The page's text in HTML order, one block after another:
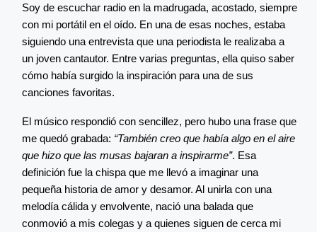
Soy de escuchar radio en la madrugada, acostado, siempre
con mi portátil en el oído. En una de esas noches, estaba
siguiendo una entrevista que una periodista le realizaba a
un joven cantautor. Entre varias preguntas, ella quiso saber
cómo había surgido la inspiración para una de sus
canciones favoritas.
El músico respondió con sencillez, pero hubo una frase que
me quedó grabada: “También creo que había algo en el aire
que hizo que las musas bajaran a inspirarme”. Esa
definición fue la chispa que me llevó a imaginar una
pequeña historia de amor y desamor. Al unirla con una
melodía cálida y envolvente, nació una balada que
conmovió a mis colegas y a quienes siguen de cerca mi